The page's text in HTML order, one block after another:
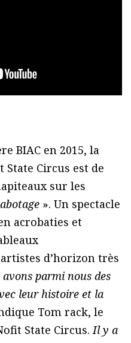
BIAC en 2015, la
Circus est de
sur les
». Un spectacle
acrobaties et
d’horizon très
parmi nous des
leur histoire et la
Tom rack, le
State Circus.Il y a